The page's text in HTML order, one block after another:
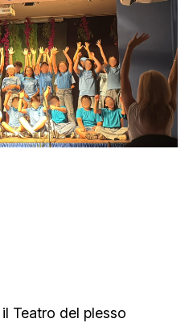
Teatro del plesso